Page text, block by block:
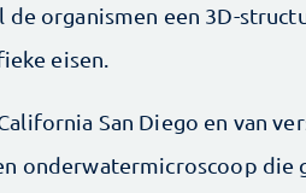
organismen een 3D-
eisen.
San Diego en van
onderwatermicroscoop die